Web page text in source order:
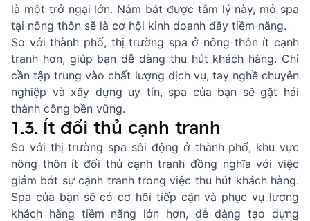
là một trở ngại lớn. Nắm bắt được tâm lý này, mở spa
tại nông thôn sẽ là cơ hội kinh doanh đầy tiềm năng.
So với thành phố, thị trường spa ở nông thôn ít cạnh
tranh hơn, giúp bạn dễ dàng thu hút khách hàng. Chỉ
cần tập trung vào chất lượng dịch vụ, tay nghề chuyên
nghiệp và xây dựng uy tín, spa của bạn sẽ gặt hái
thành công bền vững.
1.3. Ít đối thủ cạnh tranh
So với thị trường spa sôi động ở thành phố, khu vực
nông thôn ít đối thủ cạnh tranh đồng nghĩa với việc
giảm bớt sự cạnh tranh trong việc thu hút khách hàng.
Spa của bạn sẽ có cơ hội tiếp cận và phục vụ lượng
khách hàng tiềm năng lớn hơn, dễ dàng tạo dựng